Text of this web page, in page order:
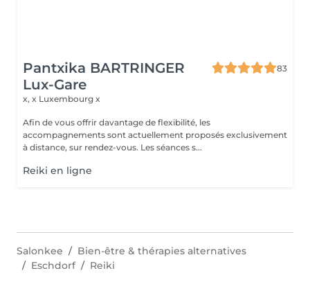
Pantxika BARTRINGER
Lux-Gare
83
x, x Luxembourg x
Afin de vous offrir davantage de flexibilité, les
accompagnements sont actuellement proposés exclusivement
à distance, sur rendez-vous. Les séances s...
Reiki en ligne
Salonkee
Bien-être & thérapies alternatives
Eschdorf
Reiki